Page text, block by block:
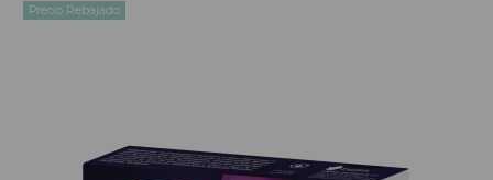
Precio Rebajado